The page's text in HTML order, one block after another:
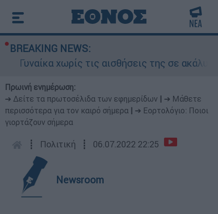
BREAKING NEWS:
χωρίς τις αισθήσεις της σε ακάλυπτο
Πρωινή ενημέρωση:
➔ Δείτε τα πρωτοσέλιδα των εφημερίδων
➔ Μάθετε
περισσότερα για τον καιρό σήμερα
➔ Εορτολόγιο: Ποιοι
γιορτάζουν σήμερα
┋ Πολιτική ┋ 06.07.2022 22:25
Newsroom